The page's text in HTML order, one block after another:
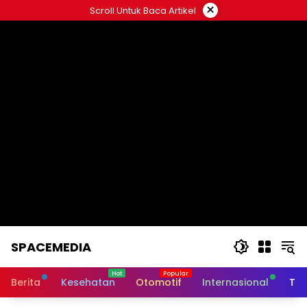
to
Scroll Untuk Baca Artikel ×
SPACEMEDIA
Berita Kesehatan Otomotif Internasional